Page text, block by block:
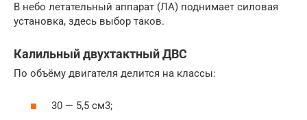
В небо летательный аппарат (ЛА) поднимает силовая
установка, здесь выбор таков.
Калильный двухтактный ДВС
По объёму двигателя делится на классы:
30 — 5,5 см3;